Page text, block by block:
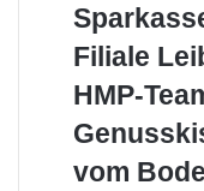
Sparkasse
Bregenz
AG
–
Leiblachtal
Filiale
HMP-
HMP-
Genusskiste
Delikatessen
vom